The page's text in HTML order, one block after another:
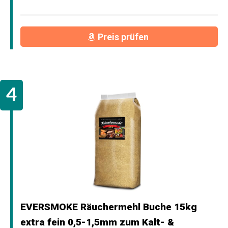
Preis prüfen
EVERSMOKE Räuchermehl Buche 15kg
extra fein 0,5-1,5mm zum Kalt- &